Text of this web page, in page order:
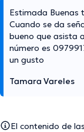
Estimada Buenas
Cuando se da
bueno que asista
número es
un gusto
Tamara Vareles
El contenido de